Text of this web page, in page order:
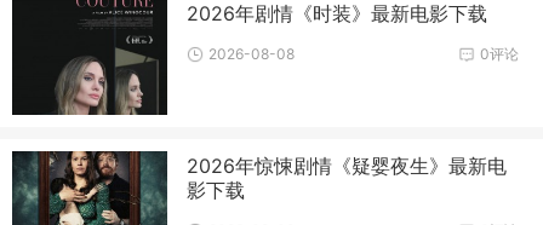
2026年剧情《时装》最新电影下载
0评论
2026-08-08
2026年惊悚剧情《疑婴夜生》最新电
影下载